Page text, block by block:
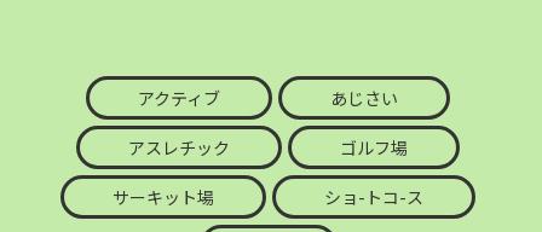
アクティブ あじさい
アスレチック ゴルフ場
サーキット場 ショ-トコ-ス